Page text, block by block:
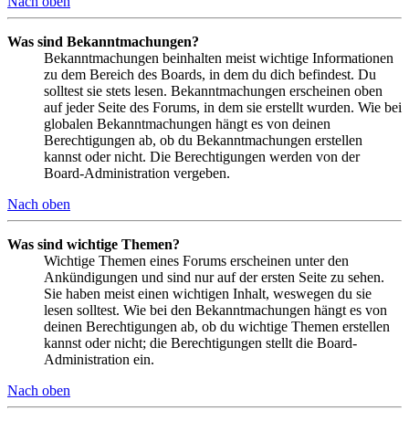
Was sind Bekanntmachungen?
Bekanntmachungen beinhalten meist wichtige Informationen
zu dem Bereich des Boards, in dem du dich befindest. Du
solltest sie stets lesen. Bekanntmachungen erscheinen oben
auf jeder Seite des Forums, in dem sie erstellt wurden. Wie bei
globalen Bekanntmachungen hängt es von deinen
Berechtigungen ab, ob du Bekanntmachungen erstellen
kannst oder nicht. Die Berechtigungen werden von der
Board-Administration vergeben.
Nach oben
Was sind wichtige Themen?
Wichtige Themen eines Forums erscheinen unter den
Ankündigungen und sind nur auf der ersten Seite zu sehen.
Sie haben meist einen wichtigen Inhalt, weswegen du sie
lesen solltest. Wie bei den Bekanntmachungen hängt es von
deinen Berechtigungen ab, ob du wichtige Themen erstellen
kannst oder nicht; die Berechtigungen stellt die Board-
Administration ein.
Nach oben